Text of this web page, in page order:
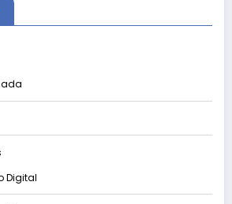
Digital